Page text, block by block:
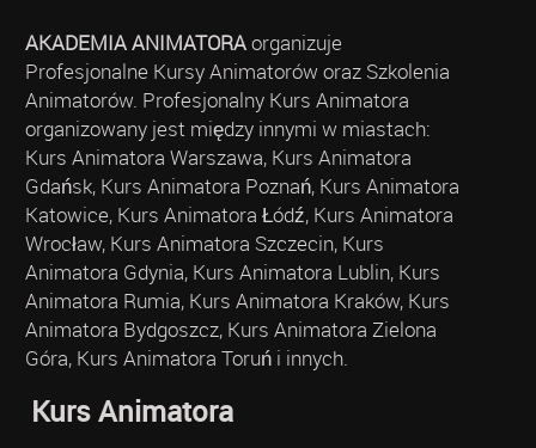
AKADEMIA ANIMATORAorganizuje
Profesjonalne Kursy Animatorów oraz Szkolenia
Animatorów. Profesjonalny Kurs Animatora
organizowany jest między innymi w miastach:
Kurs Animatora Warszawa, Kurs Animatora
Gdańsk, Kurs Animatora Poznań, Kurs Animatora
Katowice, Kurs Animatora Łódź, Kurs Animatora
Wrocław, Kurs Animatora Szczecin, Kurs
Animatora Gdynia, Kurs Animatora Lublin, Kurs
Animatora Rumia, Kurs Animatora Kraków, Kurs
Animatora Bydgoszcz, Kurs Animatora Zielona
Góra, Kurs Animatora Toruń i innych.
Kurs Animatora